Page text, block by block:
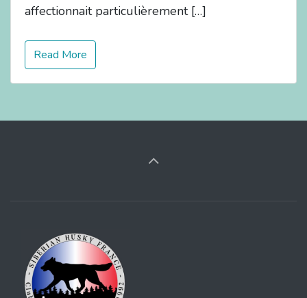
affectionnait particulièrement […]
Read More